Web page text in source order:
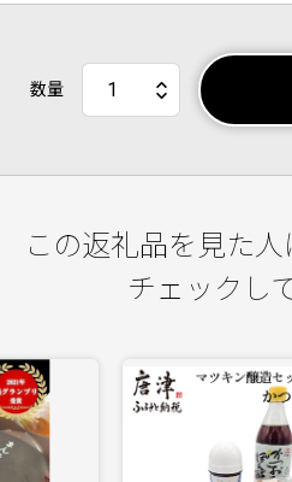
数量
この返礼品を見た
チェックし